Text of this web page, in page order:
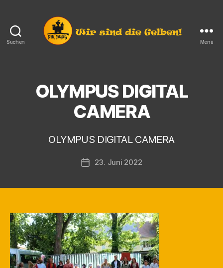
Suchen
Langendorf
Menü
OLYMPUS DIGITAL
CAMERA
OLYMPUS DIGITAL CAMERA
Beitragsautor
V
o
n
K
r
t
n
k
Veröffentlichungsdatum
23. Juni 2022